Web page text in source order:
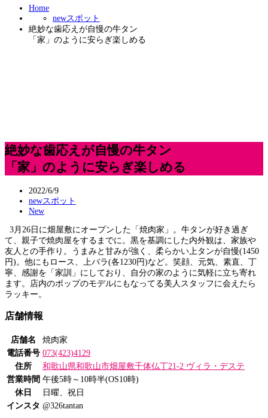
Home
newスポット
絶妙な歯応えが自慢の牛タン
「家」のように安らぎ楽しめる
絶妙な歯応えが自慢の牛タン
「家」のように安らぎ楽しめる
2022/6/9
newスポット
New
3月26日に畑屋敷にオープンした「焼肉家」。牛タンが好き過ぎ
て、親子で焼肉屋をするまでに。黒を基調にした内外観は、家族や
友人との手作り。うまみと甘みが強く、柔らかい上タンが自慢(1450
円)。他にもロース、上バラ(各1230円)など。笑顔、元気、素直、丁
寧、感謝を「家訓」にしており、自分の家のように気軽に立ち寄れ
ます。店内のポップのモデルにもなってる美人スタッフに会えたら
ラッキー。
店舗情報
店舗名
焼肉家
電話番号 073(423)4129
住所
和歌山県和歌山市畑屋敷千体仏丁21-2 ヴィラ・デステ
営業時間 午後5時～10時半(OS10時)
休日
日曜、祝日
インスタ @326tantan